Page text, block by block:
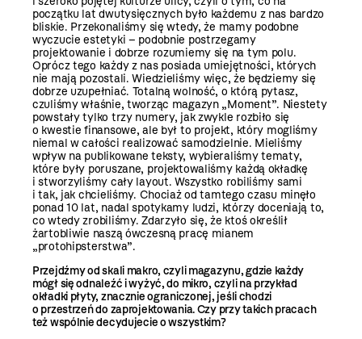
początku lat dwutysięcznych było każdemu z nas bardzo
bliskie. Przekonaliśmy się wtedy, że mamy podobne
wyczucie estetyki – podobnie postrzegamy
projektowanie i dobrze rozumiemy się na tym polu.
Oprócz tego każdy z nas posiada umiejętności, których
nie mają pozostali. Wiedzieliśmy więc, że będziemy się
dobrze uzupełniać. Totalną wolność, o którą pytasz,
czuliśmy właśnie, tworząc magazyn „Moment”. Niestety
powstały tylko trzy numery, jak zwykle rozbiło się
o kwestie finansowe, ale był to projekt, który mogliśmy
niemal w całości realizować samodzielnie. Mieliśmy
wpływ na publikowane teksty, wybieraliśmy tematy,
które były poruszane, projektowaliśmy każdą okładkę
i stworzyliśmy cały layout. Wszystko robiliśmy sami
i tak, jak chcieliśmy. Chociaż od tamtego czasu minęło
ponad 10 lat, nadal spotykamy ludzi, którzy doceniają to,
co wtedy zrobiliśmy. Zdarzyło się, że ktoś określił
żartobliwie naszą ówczesną pracę mianem
„protohipsterstwa”.
Przejdźmy od skali makro, czyli magazynu, gdzie każdy
mógł się odnaleźć i wyżyć, do mikro, czyli na przykład
okładki płyty, znacznie ograniczonej, jeśli chodzi
o przestrzeń do zaprojektowania. Czy przy takich pracach
też wspólnie decydujecie o wszystkim?